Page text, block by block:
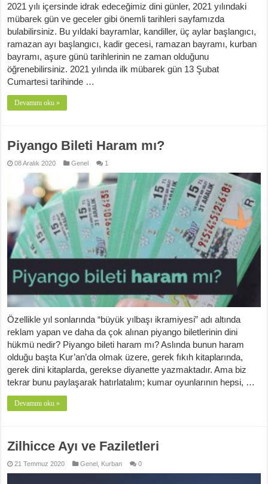
2021 yılı içersinde idrak edeceğimiz dini günler, 2021 yılındaki
mübarek gün ve geceler gibi önemli tarihleri sayfamızda
bulabilirsiniz. Bu yıldaki bayramlar, kandiller, üç aylar başlangıcı,
ramazan ayı başlangıcı, kadir gecesi, ramazan bayramı, kurban
bayramı, aşure günü tarihlerinin ne zaman olduğunu
öğrenebilirsiniz. 2021 yılında ilk mübarek gün 13 Şubat
Cumartesi tarihinde …
Devamını oku »
Piyango Bileti Haram mı?
08 Aralık 2020 Genel 1
Özellikle yıl sonlarında “büyük yılbaşı ikramiyesi” adı altında
reklam yapan ve daha da çok alınan piyango biletlerinin dini
hükmü nedir? Piyango bileti haram mı? Aslında bunun haram
olduğu başta Kur’an’da olmak üzere, gerek fıkıh kitaplarında,
gerek dini kitaplarda, gerekse diyanette yazmaktadır. Ama biz
tekrar bunu paylaşarak hatırlatalım; kumar oyunlarının hepsi, …
Devamını oku »
Zilhicce Ayı ve Faziletleri
21 Temmuz 2020 Genel Kurban 0